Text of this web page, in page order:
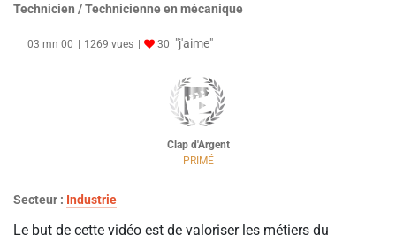
Technicien / Technicienne en mécanique
03 mn 00 1269 vues 30 "j'aime"
Clap d'Argent
PRIMÉ
Secteur : Industrie
Le but de cette vidéo est de valoriser les métiers du